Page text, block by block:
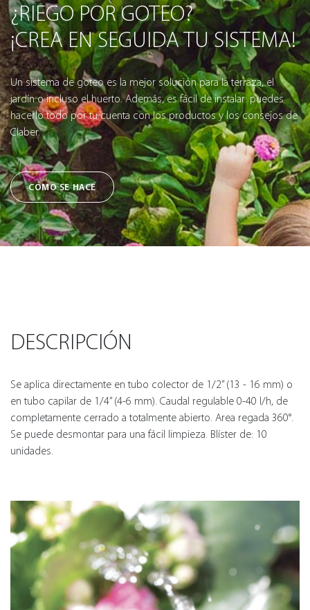
¿RIEGO POR GOTEO?
¡CREA EN SEGUIDA TU SISTEMA!
Un sistema de goteo es la mejor solución para la terraza, el
jardín o incluso el huerto. Además, es fácil de instalar: puedes
hacerlo todo por tu cuenta con los productos y los consejos de
Claber.
CÓMO SE HACE
DESCRIPCIÓN
Se aplica directamente en tubo colector de 1/2” (13 - 16 mm) o
en tubo capilar de 1/4” (4-6 mm). Caudal regulable 0-40 l/h, de
completamente cerrado a totalmente abierto. Area regada 360°.
Se puede desmontar para una fácil limpieza. Blíster de: 10
unidades.